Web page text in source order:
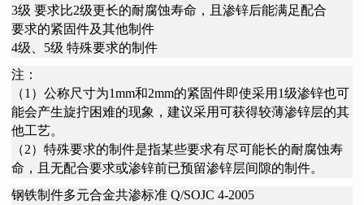
3级 要求比2级更长的耐腐蚀寿命，且渗锌后能满足配合
要求的紧固件及其他制件
4级、5级 特殊要求的制件
注：
（1）公称尺寸为1mm和2mm的紧固件即使采用1级渗锌也可
能会产生旋拧困难的现象，建议采用可获得较薄渗锌层的其
他工艺。
（2）特殊要求的制件是指某些要求有尽可能长的耐腐蚀寿
命，且无配合要求或渗锌前已预留渗锌层间隙的制件。
钢铁制件多元合金共渗标准 Q/SOJC 4-2005